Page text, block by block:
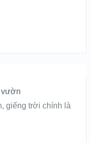
vườn
giếng trời chính là